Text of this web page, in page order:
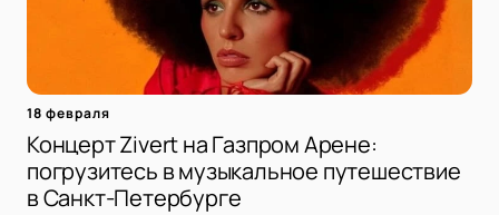
18 февраля
Концерт Zivert на Газпром Арене:
погрузитесь в музыкальное путешествие
в Санкт-Петербурге